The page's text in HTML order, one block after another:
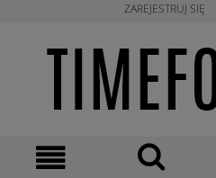
ZAREJESTRUJ SIĘ